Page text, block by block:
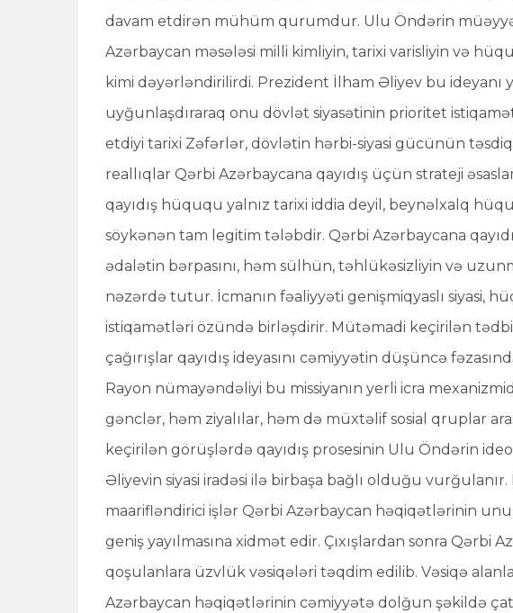
davam etdirən mühüm qurumdur. Ulu Öndərin
Azərbaycan məsələsi milli kimliyin, tarixi varisliyin və
kimi dəyərləndirilirdi. Prezident İlham Əliyev bu ideyanı
uyğunlaşdıraraq onu dövlət siyasətinin prioritet
etdiyi tarixi Zəfərlər, dövlətin hərbi-siyasi gücünün
reallıqlar Qərbi Azərbaycana qayıdış üçün strateji
qayıdış hüququ yalnız tarixi iddia deyil, beynəlxalq
söykənən tam legitim tələbdir. Qərbi Azərbaycana
ədalətin bərpasını, həm sülhün, təhlükəsizliyin və
nəzərdə tutur. İcmanın fəaliyyəti genişmiqyaslı siyasi,
istiqamətləri özündə birləşdirir. Mütəmadi keçirilən
çağırışlar qayıdış ideyasını cəmiyyətin düşüncə
Rayon nümayəndəliyi bu missiyanın yerli icra
gənclər, həm ziyalılar, həm də müxtəlif sosial qruplar
keçirilən görüşlərdə qayıdış prosesinin Ulu Öndərin
Əliyevin siyasi iradəsi ilə birbaşa bağlı olduğu
maarifləndirici işlər Qərbi Azərbaycan həqiqətlərinin
geniş yayılmasına xidmət edir. Çıxışlardan sonra Qərbi
qoşulanlara üzvlük vəsiqələri təqdim edilib. Vəsiqə
Azərbaycan həqiqətlərinin cəmiyyətə dolğun şəkildə